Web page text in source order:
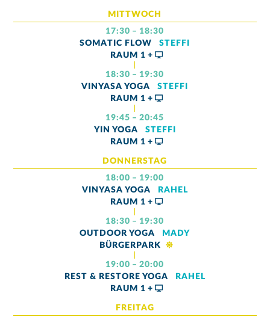
MITTWOCH
17:30 – 18:30
SOMATIC FLOW
STEFFI
RAUM 1 +
18:30 – 19:30
VINYASA YOGA
STEFFI
RAUM 1 +
19:45 – 20:45
YIN YOGA
STEFFI
RAUM 1 +
DONNERSTAG
18:00 – 19:00
VINYASA YOGA
RAHEL
RAUM 1 +
18:30 – 19:30
OUTDOOR YOGA
MADY
BÜRGERPARK
19:00 – 20:00
REST & RESTORE YOGA
RAHEL
RAUM 1 +
FREITAG